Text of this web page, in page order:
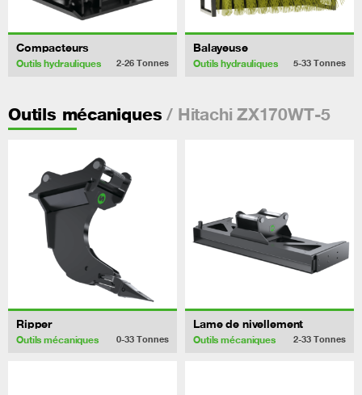
Compacteurs
Outils hydrauliques 2-26 Tonnes
Balayeuse
Outils hydrauliques 5-33 Tonnes
Outils mécaniques / Hitachi ZX170WT-5
Ripper
Outils mécaniques 0-33 Tonnes
Lame de nivellement
Outils mécaniques 2-33 Tonnes